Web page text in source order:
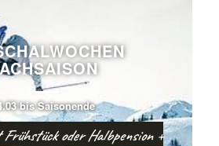
bis Saisonende
oder Halbpension +